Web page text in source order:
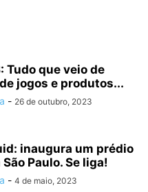
Tudo que veio de
jogos e produtos...
- 26 de outubro, 2023
inaugura um prédio
Paulo. Se liga!
- 4 de maio, 2023